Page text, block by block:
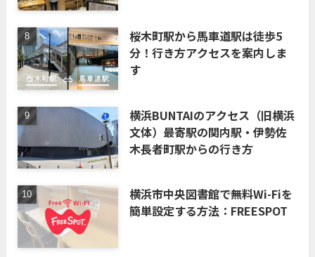
桜木町駅から馬車道駅は徒歩5
分！行き方アクセスを案内しま
す
横浜BUNTAIのアクセス（旧横浜
文体）最寄駅の関内駅・伊勢佐
木長者町駅からの行き方
横浜市中央図書館で無料Wi-Fiを
簡単設定する方法：FREESPOT